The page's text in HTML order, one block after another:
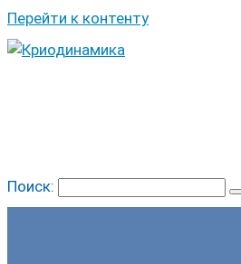
Перейти к контенту
Поиск: